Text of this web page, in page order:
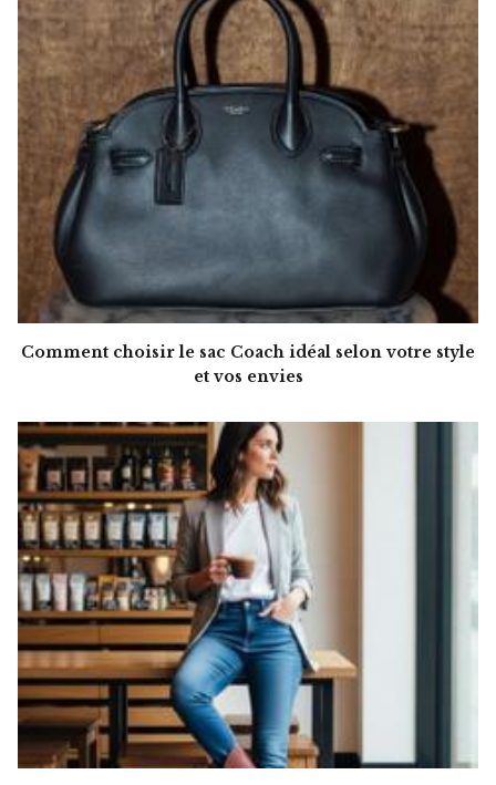
Comment choisir le sac Coach idéal selon votre style
et vos envies